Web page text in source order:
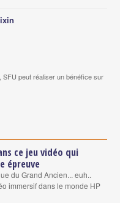
SFU peut réaliser un bénéfice sur
ce jeu vidéo qui
épreuve
du Grand Ancien... euh..
immersif dans le monde HP